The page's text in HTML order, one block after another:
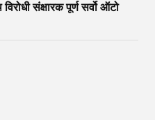
संक्षारक पूर्ण सर्वो ऑटो